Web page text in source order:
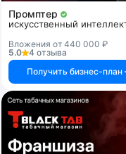
Промптер
искусственный
Вложения от 440 000 ₽
5.0
4 отзыва
Получить бизнес-план